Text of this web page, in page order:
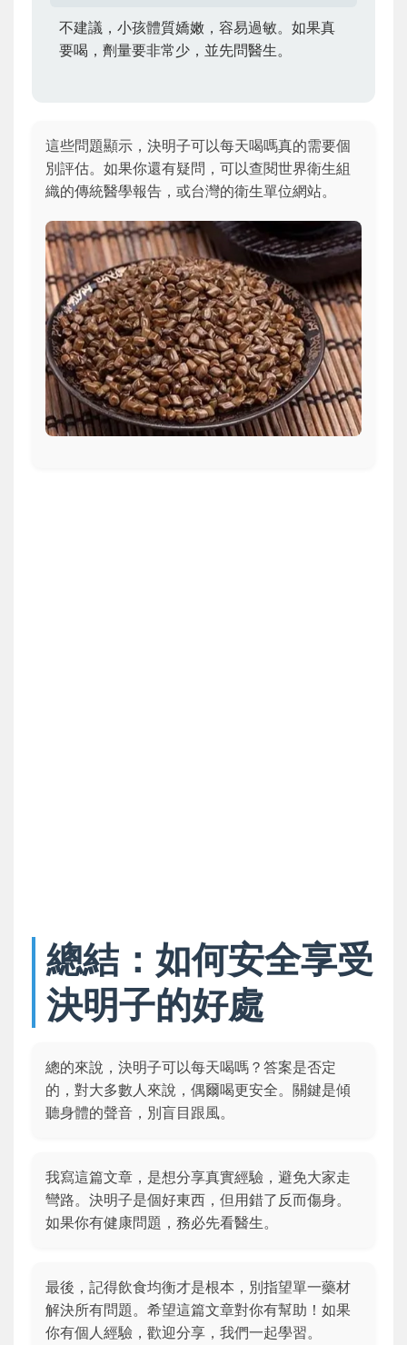
不建議，小孩體質嬌嫩，容易過敏。如果真
要喝，劑量要非常少，並先問醫生。
這些問題顯示，決明子可以每天喝嗎真的需要個
別評估。如果你還有疑問，可以查閱世界衛生組
織的傳統醫學報告，或台灣的衛生單位網站。
總結：如何安全享受
決明子的好處
總的來說，決明子可以每天喝嗎？答案是否定
的，對大多數人來說，偶爾喝更安全。關鍵是傾
聽身體的聲音，別盲目跟風。
我寫這篇文章，是想分享真實經驗，避免大家走
彎路。決明子是個好東西，但用錯了反而傷身。
如果你有健康問題，務必先看醫生。
最後，記得飲食均衡才是根本，別指望單一藥材
解決所有問題。希望這篇文章對你有幫助！如果
你有個人經驗，歡迎分享，我們一起學習。